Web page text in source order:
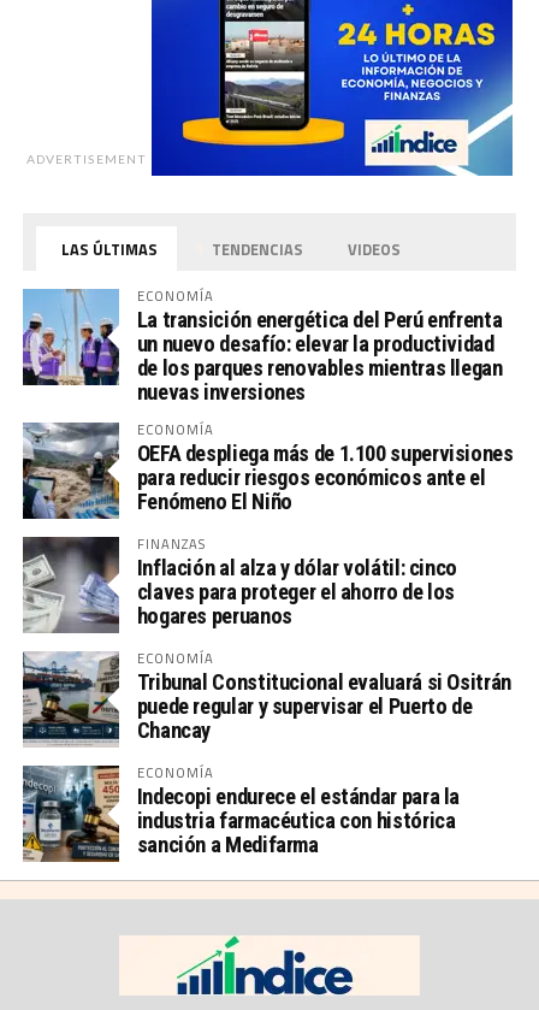
ADVERTISEMENT
LAS ÚLTIMAS TENDENCIAS VIDEOS
ECONOMÍA
La transición energética del Perú enfrenta
un nuevo desafío: elevar la productividad
de los parques renovables mientras llegan
nuevas inversiones
ECONOMÍA
OEFA despliega más de 1.100 supervisiones
para reducir riesgos económicos ante el
Fenómeno El Niño
FINANZAS
Inflación al alza y dólar volátil: cinco
claves para proteger el ahorro de los
hogares peruanos
ECONOMÍA
Tribunal Constitucional evaluará si Ositrán
puede regular y supervisar el Puerto de
Chancay
ECONOMÍA
Indecopi endurece el estándar para la
industria farmacéutica con histórica
sanción a Medifarma